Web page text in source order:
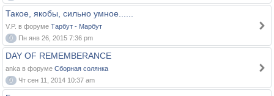
Такое, якобы, сильно умное......
V.P. в форуме Тарбут - Марбут
0
Пн янв 26, 2015 7:36 pm
DAY OF REMEMBERANCE
anka в форуме Сборная солянка
0
Чт сен 11, 2014 10:37 am